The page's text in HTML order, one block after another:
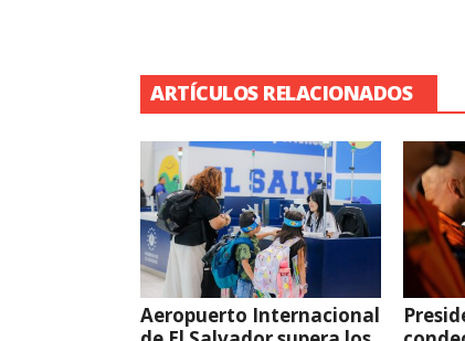
ARTÍCULOS RELACIONADOS
Aeropuerto Internacional